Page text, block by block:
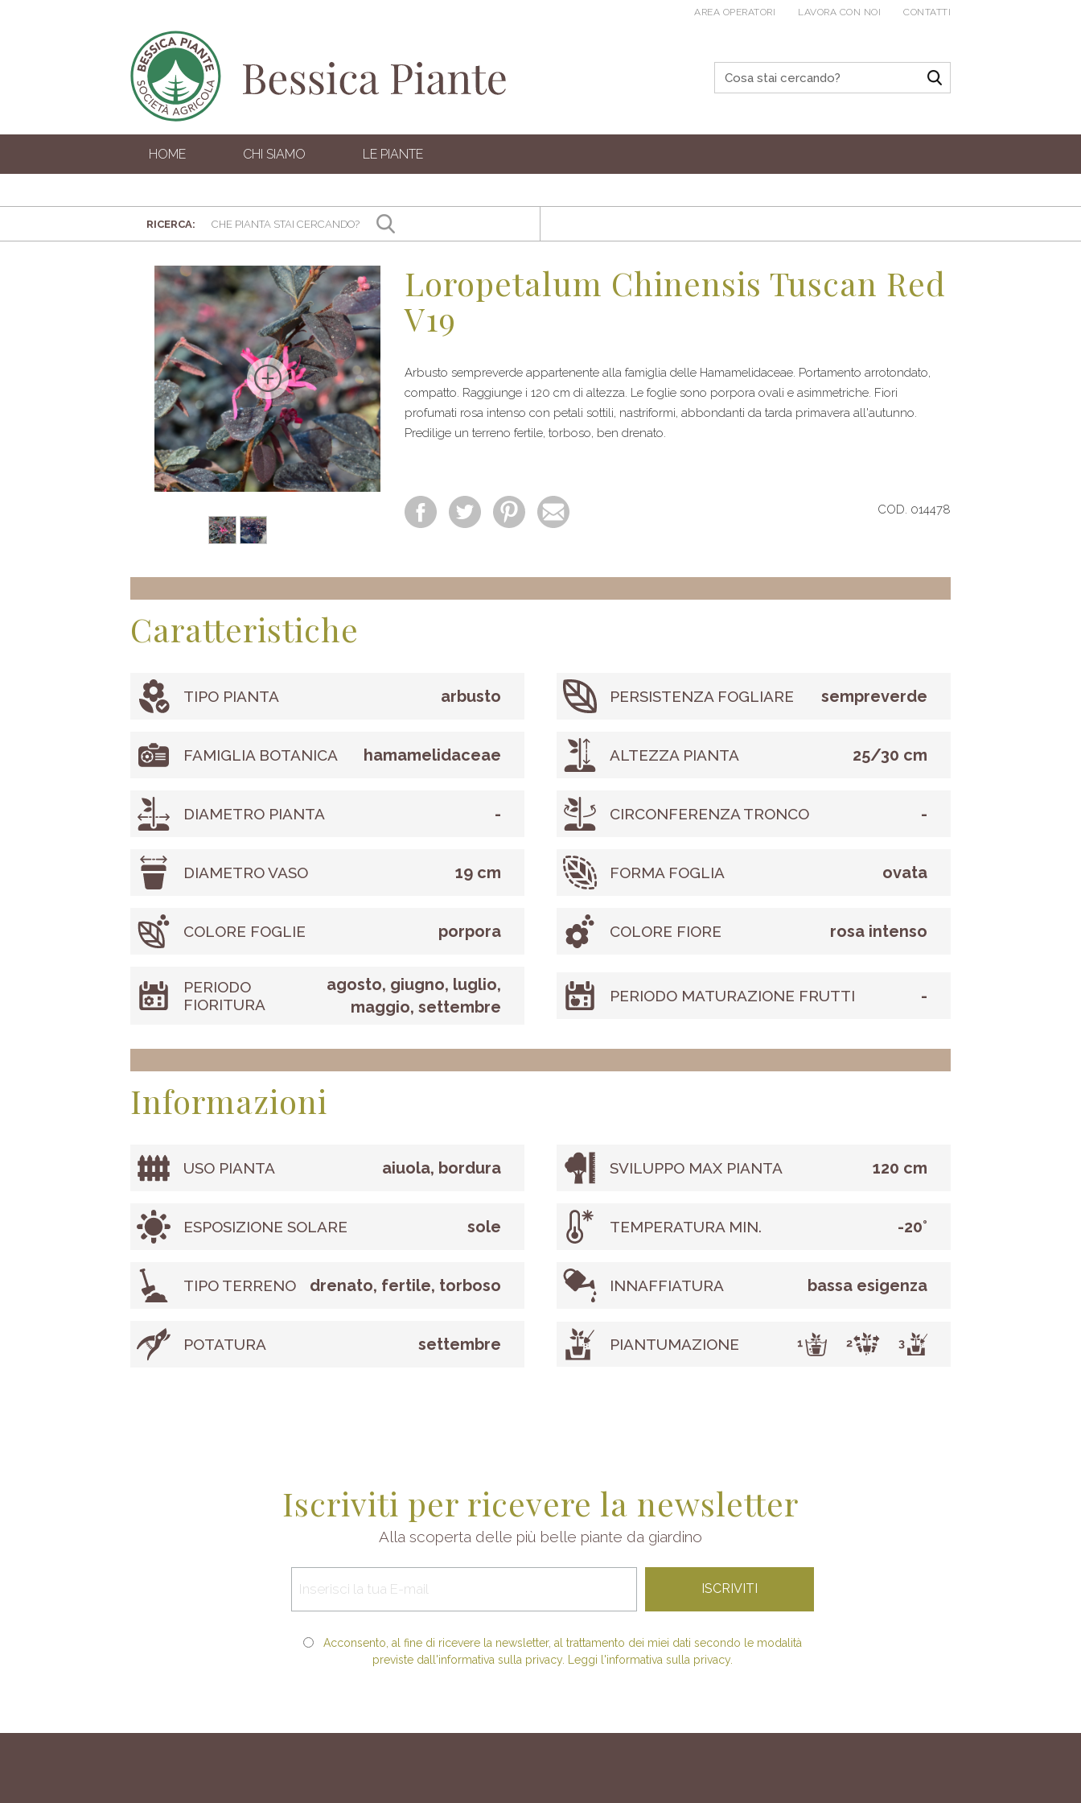
AREA OPERATORI LAVORA CON NOI CONTATTI
HOME CHI SIAMO LE PIANTE
RICERCA:
Loropetalum Chinensis Tuscan Red
V19
Arbusto sempreverde appartenente alla famiglia delle Hamamelidaceae. Portamento arrotondato,
compatto. Raggiunge i 120 cm di altezza. Le foglie sono porpora ovali e asimmetriche. Fiori
profumati rosa intenso con petali sottili, nastriformi, abbondanti da tarda primavera all'autunno.
Predilige un terreno fertile, torboso, ben drenato.
COD. 014478
Caratteristiche
TIPO PIANTA arbusto PERSISTENZA FOGLIARE sempreverde
FAMIGLIA BOTANICA hamamelidaceae ALTEZZA PIANTA 25/30 cm
DIAMETRO PIANTA - CIRCONFERENZA TRONCO -
DIAMETRO VASO 19 cm FORMA FOGLIA ovata
COLORE FOGLIE porpora COLORE FIORE rosa intenso
PERIODO
FIORITURA
agosto, giugno, luglio,
maggio, settembre
PERIODO MATURAZIONE FRUTTI -
Informazioni
USO PIANTA aiuola, bordura SVILUPPO MAX PIANTA 120 cm
ESPOSIZIONE SOLARE sole TEMPERATURA MIN. -20°
TIPO TERRENO drenato, fertile, torboso INNAFFIATURA bassa esigenza
POTATURA settembre PIANTUMAZIONE
Iscriviti per ricevere la newsletter
Alla scoperta delle più belle piante da giardino
Acconsento, al fine di ricevere la newsletter, al trattamento dei miei dati secondo le modalità
previste dall'informativa sulla privacy. Leggi l'informativa sulla privacy.